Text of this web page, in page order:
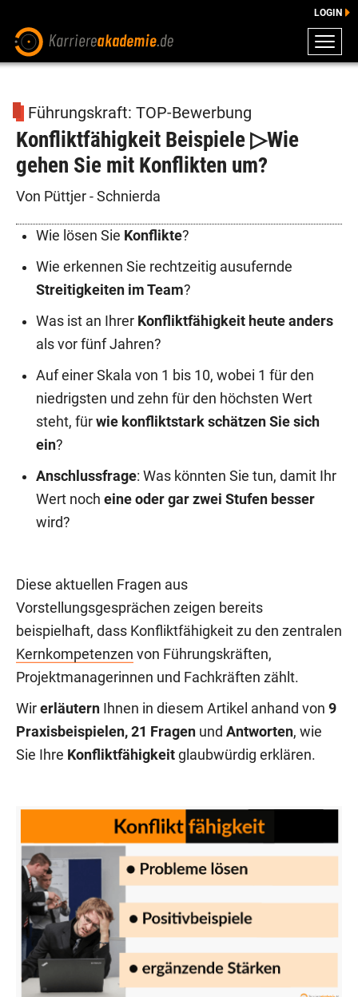
ENGLISCHE DOWNLOADS
E-LEARNING
FAQ
BERATUNG
LOGIN
Führungskraft: TOP-Bewerbung
Konfliktfähigkeit Beispiele ▷Wie
gehen Sie mit Konflikten um?
Von Püttjer - Schnierda
Wie lösen Sie Konflikte?
Wie erkennen Sie rechtzeitig ausufernde
Streitigkeiten im Team?
Was ist an Ihrer Konfliktfähigkeit heute anders
als vor fünf Jahren?
Auf einer Skala von 1 bis 10, wobei 1 für den
niedrigsten und zehn für den höchsten Wert
steht, für wie konfliktstark schätzen Sie sich
ein?
Anschlussfrage: Was könnten Sie tun, damit Ihr
Wert noch eine oder gar zwei Stufen besser
wird?
Diese aktuellen Fragen aus
Vorstellungsgesprächen zeigen bereits
beispielhaft, dass Konfliktfähigkeit zu den zentralen
Kernkompetenzen von Führungskräften,
Projektmanagerinnen und Fachkräften zählt.
Wir erläutern Ihnen in diesem Artikel anhand von 9
Praxisbeispielen, 21 Fragen und Antworten, wie
Sie Ihre Konfliktfähigkeit glaubwürdig erklären.